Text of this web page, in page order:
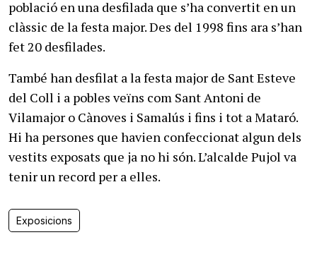
població en una desfilada que s’ha convertit en un
clàssic de la festa major. Des del 1998 fins ara s’han
fet 20 desfilades.
També han desfilat a la festa major de Sant Esteve
del Coll i a pobles veïns com Sant Antoni de
Vilamajor o Cànoves i Samalús i fins i tot a Mataró.
Hi ha persones que havien confeccionat algun dels
vestits exposats que ja no hi són. L’alcalde Pujol va
tenir un record per a elles.
Exposicions